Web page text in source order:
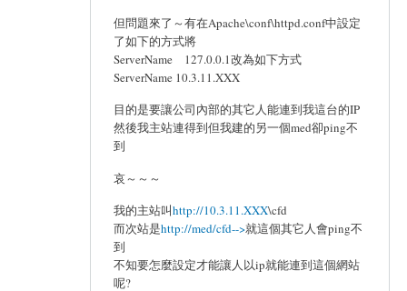
但問題來了～有在Apache\conf\httpd.conf中設定
了如下的方式將
ServerName 127.0.0.1改為如下方式
ServerName 10.3.11.XXX
目的是要讓公司內部的其它人能連到我這台的IP
然後我主站連得到但我建的另一個med卻ping不
到
哀～～～
我的主站叫http://10.3.11.XXX\cfd
而次站是http://med/cfd-->就這個其它人會ping不
到
不知要怎麼設定才能讓人以ip就能連到這個網站
呢?